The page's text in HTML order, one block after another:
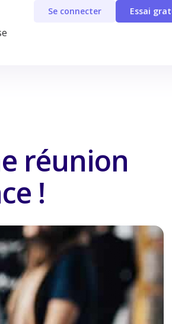
Se connecter Essai
réunion
!